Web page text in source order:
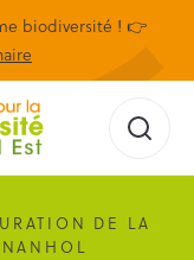
biodiversité ! 👉
DE LA